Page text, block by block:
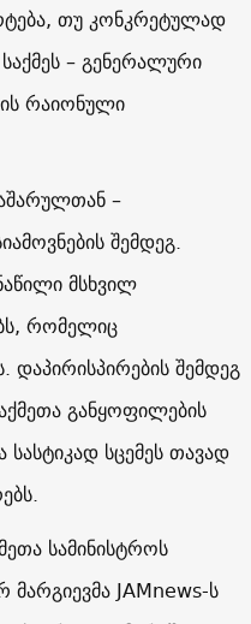
თუ კონკრეტულად
– გენერალური
რაიონული
–
შემდეგ.
მსხვილ
რომელიც
დაპირისპირების შემდეგ
განყოფილების
სცემეს თავად
სამინისტროს
JAMnews-ს